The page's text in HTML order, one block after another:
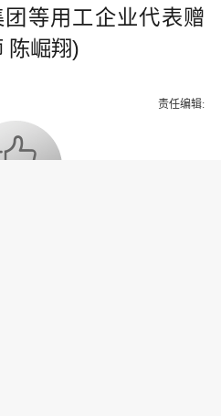
等用工企业代表赠
陈崛翔)
责任编辑: